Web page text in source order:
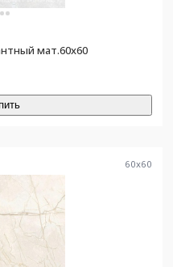
мат.60x60
60x60